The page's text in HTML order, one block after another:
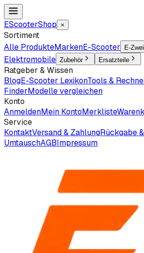
EScooterShop ×
Sortiment
Alle ProdukteMarkenE-Scooter E-
Elektromobile Zubehör Ersatzteile
Ratgeber & Wissen
BlogE-Scooter LexikonTools &
FinderModelle vergleichen
Konto
AnmeldenMein KontoMerkliste
Service
KontaktVersand & ZahlungRückgabe &
UmtauschAGBImpressum